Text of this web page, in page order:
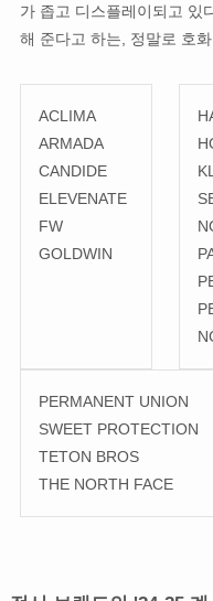
가 좁고 디스플레이되고 있
해 준다고 하는, 정말로 호
ACLIMA
ARMADA
CANDIDE
ELEVENATE
FW
GOLDWIN
PERMANENT UNION
SWEET PROTECTION
TETON BROS
THE NORTH FACE